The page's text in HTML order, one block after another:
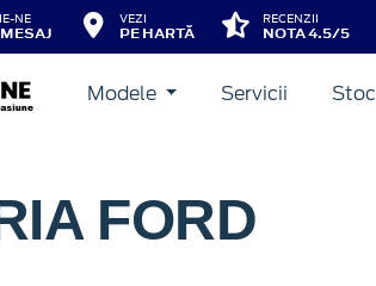
NE VEZI
PE HARTĂ
RECENZII
NOTA 4.5/5
Modele Servicii Stoc
FORD